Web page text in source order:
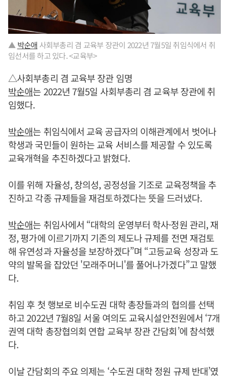
▲ 박순애 사회부총리 겸 교육부 장관이 2022년 7월5일 취임식에서 취
임선서를 하고 있다. <교육부>
△사회부총리 겸 교육부 장관 임명
박순애는 2022년 7월5일 사회부총리 겸 교육부 장관에 취
임했다.
박순애는 취임식에서 교육 공급자의 이해관계에서 벗어나
학생과 국민들이 원하는 교육 서비스를 제공할 수 있도록
교육개혁을 추진하겠다고 밝혔다.
이를 위해 자율성, 창의성, 공정성을 기조로 교육정책을 추
진하고 각종 규제들을 재검토하겠다는 뜻을 드러냈다.
박순애는 취임사에서 “대학의 운영부터 학사·정원 관리, 재
정, 평가에 이르기까지 기존의 제도나 규제를 전면 재검토
해 유연성과 자율성을 보장하겠다”며 “고등교육 성장과 도
약의 발목을 잡았던 '모래주머니'를 풀어나가겠다”고 말했
다.
취임 후 첫 행보로 비수도권 대학 총장들과의 협의를 선택
하고 2022년 7월8일 서울 여의도 교육시설안전원에서 ‘7개
권역 대학 총장협의회 연합 교육부 장관 간담회’에 참석했
다.
이날 간담회의 주요 의제는 ‘수도권 대학 정원 규제 반대’였